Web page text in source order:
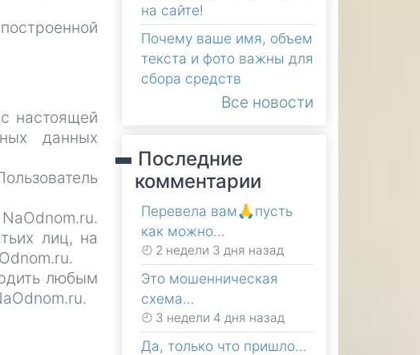
настоящей
данных
лиц, на
любым
на сайте!
Почему ваше имя, объем
текста и фото важны для
сбора средств
Все новости
Последние
комментарии
Перевела вам🙏пусть
как можно…
2 недели 3 дня назад
Это мошенническая
схема…
3 недели 4 дня назад
Да, только что пришло…